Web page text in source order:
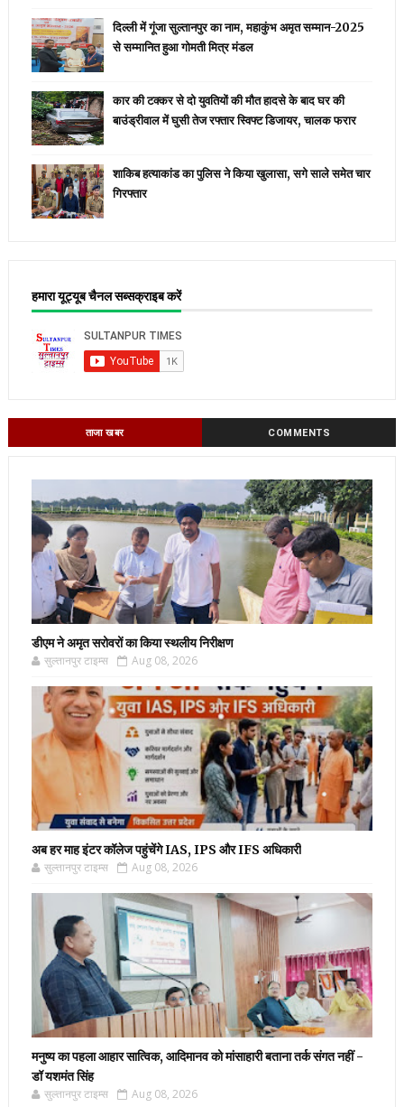
दिल्ली में गूंजा सुल्तानपुर का नाम, महाकुंभ अमृत सम्मान-2025
से सम्मानित हुआ गोमती मित्र मंडल
कार की टक्कर से दो युवतियों की मौत हादसे के बाद घर की
बाउंड्रीवाल में घुसी तेज रफ्तार स्विफ्ट डिजायर, चालक फरार
शाकिब हत्याकांड का पुलिस ने किया खुलासा, सगे साले समेत चार
गिरफ्तार
हमारा यूट्यूब चैनल सब्सक्राइब करें
ताजा खबर COMMENTS
डीएम ने अमृत सरोवरों का किया स्थलीय निरीक्षण
सुल्तानपुर टाइम्स Aug 08, 2026
अब हर माह इंटर कॉलेज पहुंचेंगे IAS, IPS और IFS अधिकारी
सुल्तानपुर टाइम्स Aug 08, 2026
मनुष्य का पहला आहार सात्विक, आदिमानव को मांसाहारी बताना तर्क संगत नहीं -
डॉ यशमंत सिंह
सुल्तानपुर टाइम्स Aug 08, 2026